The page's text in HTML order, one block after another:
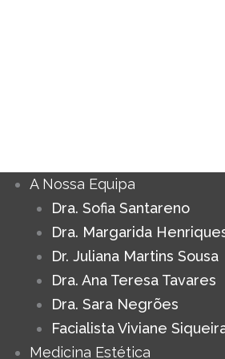
A Nossa Equipa
Dra. Sofia Santareno
Dra. Margarida
Dr. Juliana Martins Sousa
Dra. Ana Teresa Tavares
Dra. Sara Negrões
Facialista Viviane
Medicina Estética